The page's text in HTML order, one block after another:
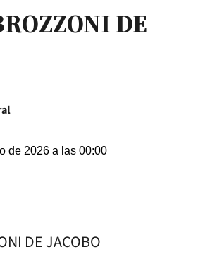
DE
de 2026 a las 00:00
DE JACOBO